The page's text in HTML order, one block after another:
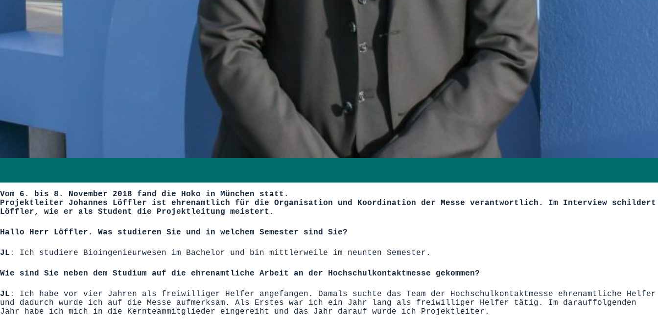
Vom 6. bis 8. November 2018 fand die Hoko in München statt.
Projektleiter Johannes Löffler ist ehrenamtlich für die Organisation und Koordination der Messe verantwortlich. Im Interview schildert
Löffler, wie er als Student die Projektleitung meistert.
Hallo Herr Löffler. Was studieren Sie und in welchem Semester sind Sie?
JL : Ich studiere Bioingenieurwesen im Bachelor und bin mittlerweile im neunten Semester.
Wie sind Sie neben dem Studium auf die ehrenamtliche Arbeit an der Hochschulkontaktmesse gekommen?
JL : Ich habe vor vier Jahren als freiwilliger Helfer angefangen. Damals suchte das Team der Hochschulkontaktmesse ehrenamtliche Helfer
und dadurch wurde ich auf die Messe aufmerksam. Als Erstes war ich ein Jahr lang als freiwilliger Helfer tätig. Im darauffolgenden
Jahr habe ich mich in die Kernteammitglieder eingereiht und das Jahr darauf wurde ich Projektleiter.